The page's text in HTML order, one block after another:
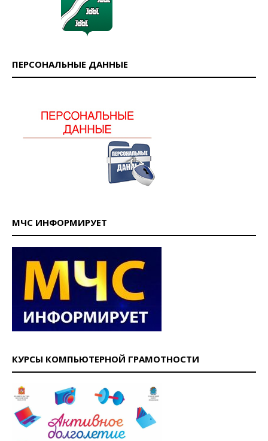
ПЕРСОНАЛЬНЫЕ ДАННЫЕ
МЧС ИНФОРМИРУЕТ
КУРСЫ КОМПЬЮТЕРНОЙ ГРАМОТНОСТИ